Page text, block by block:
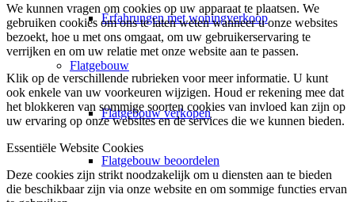
Erfahrungen met woningverkoop
Flatgebouw
Flatgebouw verkopen
Flatgebouw beoordelen
We kunnen vragen om cookies op uw apparaat te plaatsen. We
gebruiken cookies om ons te laten weten wanneer u onze websites
bezoekt, hoe u met ons omgaat, om uw gebruikerservaring te
verrijken en om uw relatie met onze website aan te passen.
Klik op de verschillende rubrieken voor meer informatie. U kunt
ook enkele van uw voorkeuren wijzigen. Houd er rekening mee dat
het blokkeren van sommige soorten cookies van invloed kan zijn op
uw ervaring op onze websites en de services die we kunnen bieden.
Essentiële Website Cookies
Deze cookies zijn strikt noodzakelijk om u diensten aan te bieden
die beschikbaar zijn via onze website en om sommige functies ervan